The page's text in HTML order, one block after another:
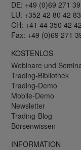
DE: +49 (0)69 271
LU: +352 42 80 42 83
CH: +41 44 350 42 42
Fax: +49 (0)69 271
KOSTENLOS
Webinare und
Trading-Bibliothek
Trading-Demo
Mobile-Demo
Newsletter
Trading-Blog
Börsenwissen
INFORMATION